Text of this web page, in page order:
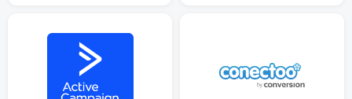
Încearcă Retargeting chiar acum!